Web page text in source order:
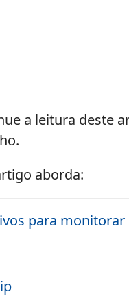
a leitura deste
aborda:
para